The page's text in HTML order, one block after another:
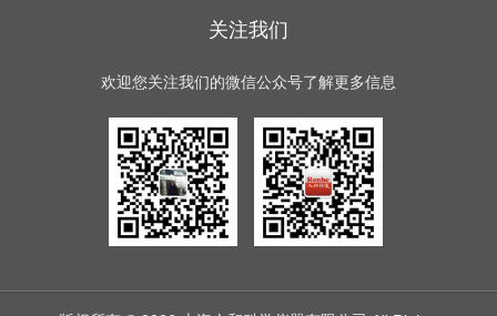
关注我们
欢迎您关注我们的微信公众号了解更多信息